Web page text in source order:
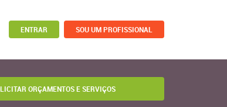
ENTRAR SOU UM PROFISSIONAL